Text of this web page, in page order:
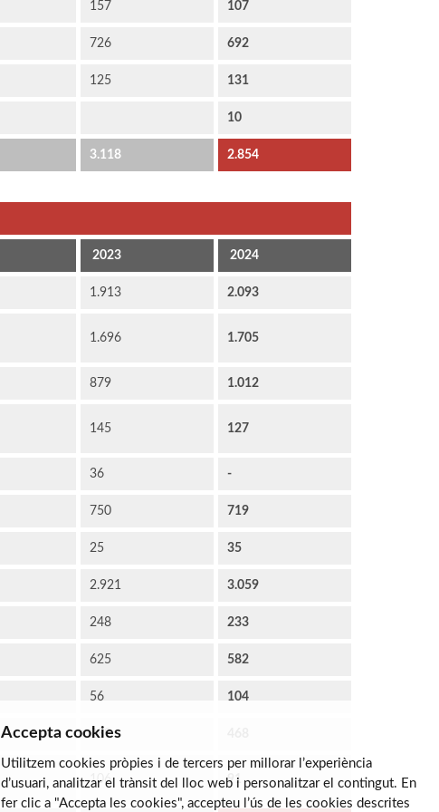
157 107
726 692
125 131
10
3.118 2.854
2023 2024
1.913 2.093
1.696 1.705
879 1.012
145 127
36 -
750 719
25 35
2.921 3.059
248 233
625 582
56 104
289
106 91
Accepta cookies
Utilitzem cookies pròpies i de tercers per millorar l’experiència
d’usuari, analitzar el trànsit del lloc web i personalitzar el contingut. En
fer clic a "Accepta les cookies", accepteu l’ús de les cookies descrites